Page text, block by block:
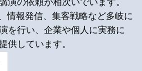
情報発信、集客戦略など多岐に
を行い、企業や個人に実務に
供しています。